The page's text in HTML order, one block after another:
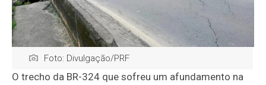
Foto: Divulgação/PRF
O trecho da BR-324 que sofreu um afundamento na